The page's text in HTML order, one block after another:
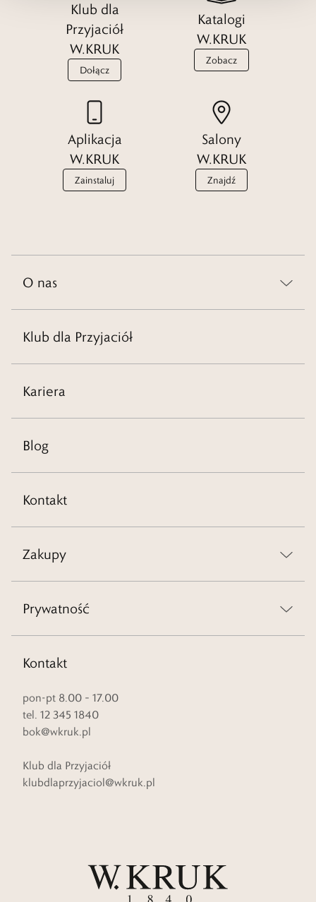
Klub dla
Przyjaciół
W.KRUK
Dołącz
Katalogi
W.KRUK
Zobacz
Aplikacja
W.KRUK
Zainstaluj
Salony
W.KRUK
Znajdź
O nas
Klub dla Przyjaciół
Kariera
Blog
Kontakt
Zakupy
Prywatność
Kontakt
pon-pt 8.00 – 17.00
tel. 12 345 1840
bok@wkruk.pl
Klub dla Przyjaciół
klubdlaprzyjaciol@wkruk.pl